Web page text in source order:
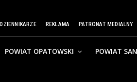
DZIENNIKARZE REKLAMA PATRONAT MEDIALNY
POWIAT OPATOWSKI POWIAT